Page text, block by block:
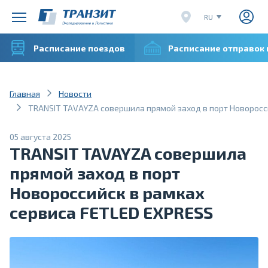
RU
EN
CN
Расписание поездов Расписание
Главная
Новости
TRANSIT TAVAYZA совершила прямой заход в порт
05 августа 2025
TRANSIT TAVAYZA совершила
прямой заход в порт
Новороссийск в рамках
сервиса FETLED EXPRESS